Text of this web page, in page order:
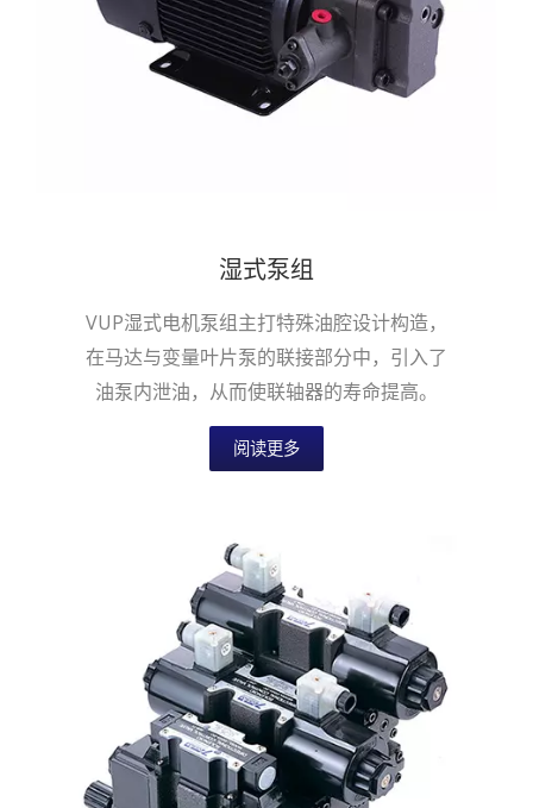
湿式泵组
VUP湿式电机泵组主打特殊油腔设计构造，
在马达与变量叶片泵的联接部分中，引入了
油泵内泄油，从而使联轴器的寿命提高。
阅读更多